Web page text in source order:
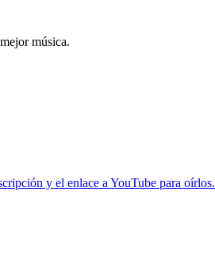
música.
y el enlace a YouTube para oírlos.